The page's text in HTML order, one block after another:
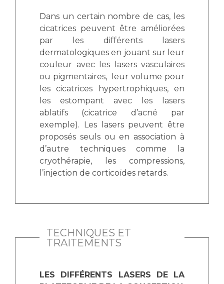
Dans un certain nombre de cas, les
cicatrices peuvent être améliorées
par les différents lasers
dermatologiques en jouant sur leur
couleur avec les lasers vasculaires
ou pigmentaires, leur volume pour
les cicatrices hypertrophiques, en
les estompant avec les lasers
ablatifs (cicatrice d’acné par
exemple). Les lasers peuvent être
proposés seuls ou en association à
d’autre techniques comme la
cryothérapie, les compressions,
l’injection de corticoïdes retards.
TECHNIQUES ET
TRAITEMENTS
LES DIFFÉRENTS LASERS DE LA